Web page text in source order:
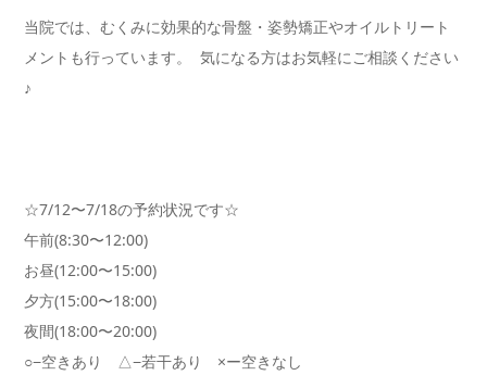
当院では、むくみに効果的な骨盤・姿勢矯正やオイルトリート
メ ントも行っています。 気になる方はお気軽にご相談ください
♪
☆7/12〜7/18の予約状況です☆️
午前(8:30〜12:00)
お昼(12:00〜15:00)
夕方(15:00〜18:00)
夜間(18:00〜20:00)
○−空きあり △−若干あり ×ー空きなし